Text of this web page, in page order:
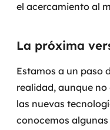
el acercamiento al
La próxima
Estamos a un paso
realidad, aunque
las nuevas
conocemos